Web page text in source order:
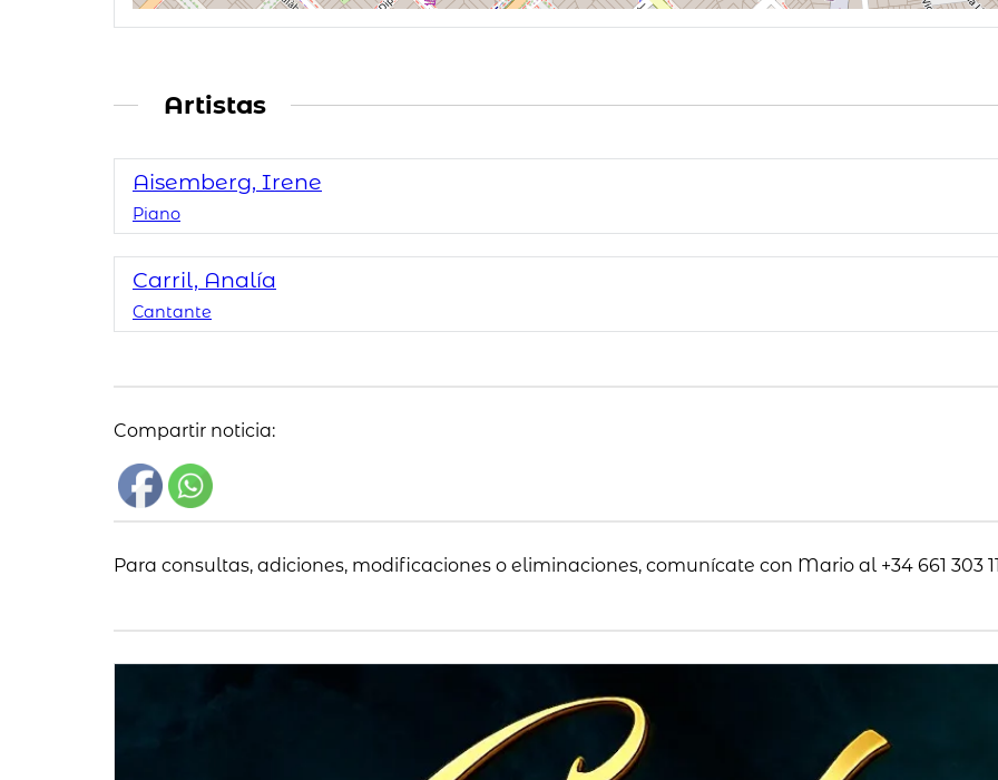
Artistas
Aisemberg, Irene
Piano
Carril, Analía
Cantante
Compartir noticia:
Para consultas, adiciones, modificaciones o eliminaciones, comunícate con Mario al +34 661 303